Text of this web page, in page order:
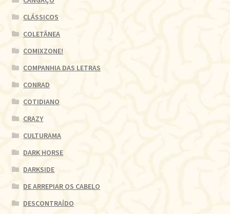
CLÁSSICOS
COLETÂNEA
COMIXZONE!
COMPANHIA DAS LETRAS
CONRAD
COTIDIANO
CRAZY
CULTURAMA
DARK HORSE
DARKSIDE
DE ARREPIAR OS CABELO
DESCONTRAÍDO